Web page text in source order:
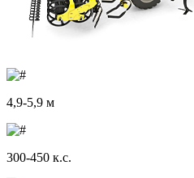
4,9-5,9 м
300-450 к.с.